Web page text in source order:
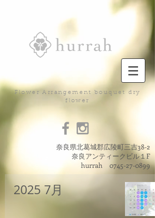
Flower Arrangement bouquet dry
flower
奈良県北葛城郡広陵町三吉38-2
奈良アンティークビル１F
hurrah 0745-27-0899
2025 7月